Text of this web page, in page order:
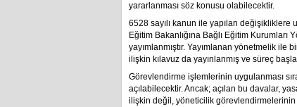
yararlanması söz konusu olabilecektir.
6528 sayılı kanun ile yapılan
Eğitim Bakanlığına Bağlı Eğitim
yayımlanmıştır. Yayımlanan yönetmelik
ilişkin kılavuz da yayınlanmış ve süreç
Görevlendirme işlemlerinin uygulanması
açılabilecektir. Ancak; açılan bu davalar,
ilişkin değil, yöneticilik görevlendirmelerinin